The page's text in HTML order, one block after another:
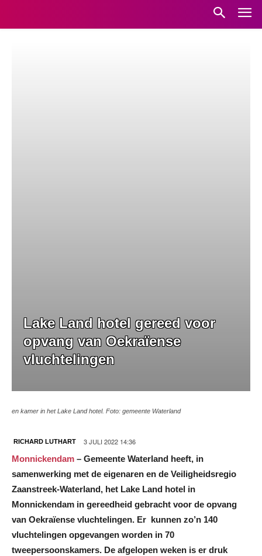
Lake Land hotel gereed voor
opvang van Oekraïense
vluchtelingen
en kamer in het Lake Land hotel. Foto: gemeente Waterland
RICHARD LUTHART 3 JULI 2022 14:36
Monnickendam – Gemeente Waterland heeft, in
samenwerking met de eigenaren en de Veiligheidsregio
Zaanstreek-Waterland, het Lake Land hotel in
Monnickendam in gereedheid gebracht voor de opvang
van Oekraïense vluchtelingen. Er kunnen zo’n 140
vluchtelingen opgevangen worden in 70
tweepersoonskamers. De afgelopen weken is er druk